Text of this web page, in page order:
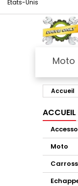
États-Unis
Moto
Accueil
ACCUEIL
Moto